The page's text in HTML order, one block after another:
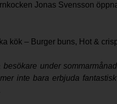
Jonas Svensson
kök – Burger buns, Hot &
under
inte bara erbjuda